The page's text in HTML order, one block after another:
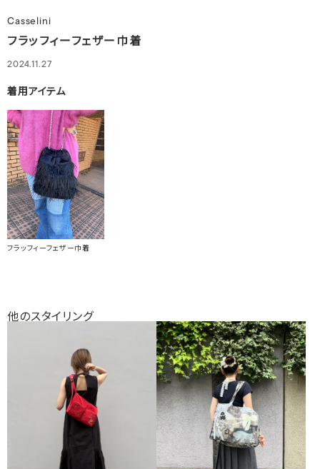
Casselini
フラッフィーフェザー巾着
2024.11.27
着用アイテム
フラッフィーフェザー巾着
他のスタイリング